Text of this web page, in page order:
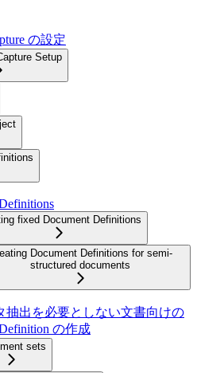
の設定
Setup
fixed Document Definitions
Document Definitions for semi-
structured documents
抽出を必要としない文書向けの
の作成
sets